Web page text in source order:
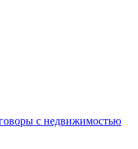
с недвижимостью